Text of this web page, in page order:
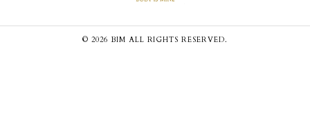
© 2026 BIM ALL RIGHTS RESERVED.